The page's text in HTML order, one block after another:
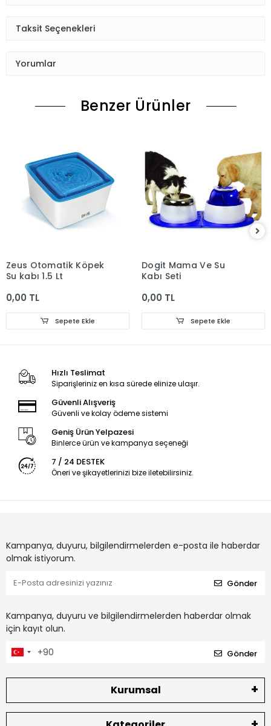
Taksit Seçenekleri
Yorumlar
Benzer Ürünler
Zeus Otomatik Köpek
Su kabı 1,5 Lt
0,00 TL
Sepete Ekle
Dogit Mama Ve Su
Kabı Seti
0,00 TL
Sepete Ekle
Hızlı Teslimat
Siparişleriniz en kısa sürede elinize ulaşır.
Güvenli Alışveriş
Güvenli ve kolay ödeme sistemi
Geniş Ürün Yelpazesi
Binlerce ürün ve kampanya seçeneği
7 / 24 DESTEK
Öneri ve şikayetlerinizi bize iletebilirsiniz.
Kampanya, duyuru, bilgilendirmelerden e-posta ile haberdar
olmak istiyorum.
Gönder
Kampanya, duyuru ve bilgilendirmelerden haberdar olmak
için kayıt olun.
Gönder
Kurumsal